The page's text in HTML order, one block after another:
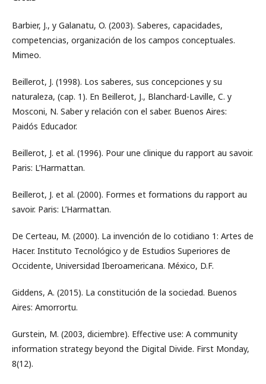
Barbier, J., y Galanatu, O. (2003). Saberes, capacidades,
competencias, organización de los campos conceptuales.
Mimeo.
Beillerot, J. (1998). Los saberes, sus concepciones y su
naturaleza, (cap. 1). En Beillerot, J., Blanchard-Laville, C. y
Mosconi, N. Saber y relación con el saber. Buenos Aires:
Paidós Educador.
Beillerot, J. et al. (1996). Pour une clinique du rapport au savoir.
Paris: L’Harmattan.
Beillerot, J. et al. (2000). Formes et formations du rapport au
savoir. Paris: L’Harmattan.
De Certeau, M. (2000). La invención de lo cotidiano 1: Artes de
Hacer. Instituto Tecnológico y de Estudios Superiores de
Occidente, Universidad Iberoamericana. México, D.F.
Giddens, A. (2015). La constitución de la sociedad. Buenos
Aires: Amorrortu.
Gurstein, M. (2003, diciembre). Effective use: A community
information strategy beyond the Digital Divide. First Monday,
8(12).